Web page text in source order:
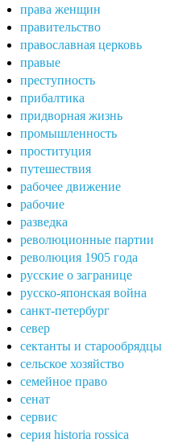
права женщин
правительство
православная церковь
правые
преступность
прибалтика
придворная жизнь
промышленность
проституция
путешествия
рабочее движение
рабочие
разведка
революционные партии
революция 1905 года
русские о загранице
русско-японская война
санкт-петербург
север
сектанты и старообрядцы
сельское хозяйство
семейное право
сенат
сервис
серия historia rossica